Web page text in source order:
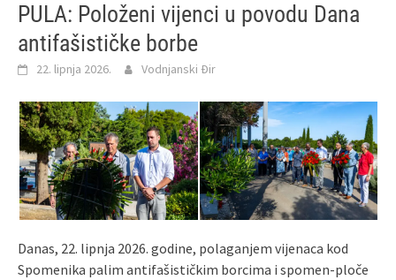
PULA: Položeni vijenci u povodu Dana
antifašističke borbe
22. lipnja 2026. Vodnjanski Đir
Danas, 22. lipnja 2026. godine, polaganjem vijenaca kod
Spomenika palim antifašističkim borcima i spomen-ploče